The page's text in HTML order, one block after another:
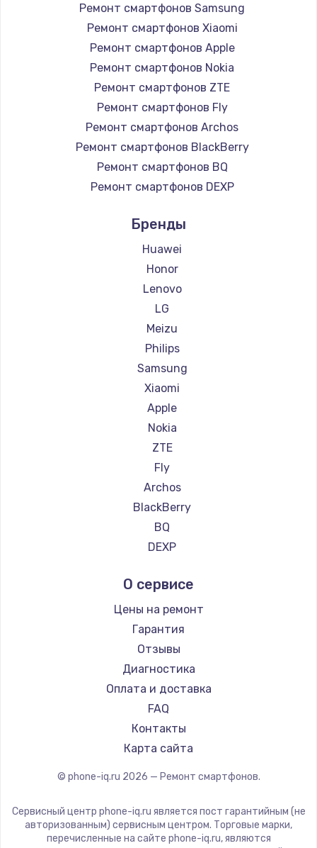
990 руб.
Заказать
Настройка Wi-Fi
1030 руб.
Заказать
Замена шим-контроллера
3900 руб.
Заказать
Замена HDMI
600 руб.
Ремонт смартфонов Samsung
Ремонт смартфонов Xiaomi
Ремонт смартфонов Apple
Ремонт смартфонов Nokia
Ремонт смартфонов ZTE
Ремонт смартфонов Fly
Ремонт смартфонов Archos
Ремонт смартфонов BlackBerry
Ремонт смартфонов BQ
Ремонт смартфонов DEXP
Ремонт смартфонов Ginzzu
Ремонт смартфонов Highscreen
Ремонт смартфонов Irbis
Ремонт смартфонов Kyocera
Ремонт смартфонов LeEco
Ремонт смартфонов OnePlus
Ремонт смартфонов teXet
Ремонт смартфонов Motorola
Ремонт смартфонов Prestigio
Ремонт смартфонов Vertex
Ремонт смартфонов Microsoft
Ремонт смартфонов Sharp
Ремонт смартфонов Elephone
Ремонт смартфонов BlackView
Ремонт смартфонов Google
Ремонт смартфонов Vertu
Ремонт смартфонов Tp-Link
Ремонт смартфонов Nubia
Ремонт смартфонов Land Rover
Ремонт смартфонов Acer
Ремонт смартфонов HP
Ремонт смартфонов Poco
Ремонт смартфонов HTC
Ремонт смартфонов Blackmagic
Ремонт смартфонов Nothing
Ремонт смартфонов iQOO
Бренды
Huawei
Honor
Lenovo
LG
Meizu
Philips
Samsung
Xiaomi
Apple
Nokia
ZTE
Fly
Archos
BlackBerry
BQ
DEXP
Ginzzu
Highscreen
Irbis
Kyocera
LeEco
OnePlus
teXet
Motorola
Prestigio
Elephone
BlackView
О сервисе
Цены на ремонт
Гарантия
Отзывы
Диагностика
Оплата и доставка
FAQ
Контакты
Карта сайта
© phone-iq.ru 2026 — Ремонт смартфонов.
Сервисный центр phone-iq.ru является пост гарантийным (не
авторизованным) сервисным центром. Торговые марки,
перечисленные на сайте phone-iq.ru, являются